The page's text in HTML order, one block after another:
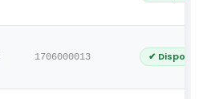
1706000013 ✔